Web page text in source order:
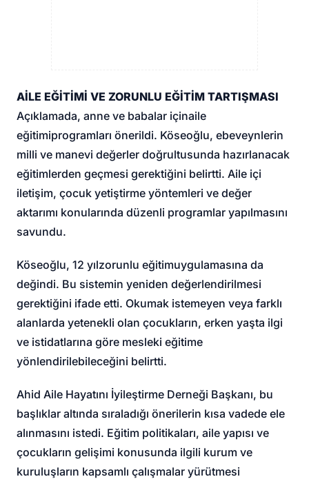
AİLE EĞİTİMİ VE ZORUNLU EĞİTİM TARTIŞMASI
Açıklamada, anne ve babalar içinaile
eğitimiprogramları önerildi. Köseoğlu, ebeveynlerin
milli ve manevi değerler doğrultusunda hazırlanacak
eğitimlerden geçmesi gerektiğini belirtti. Aile içi
iletişim, çocuk yetiştirme yöntemleri ve değer
aktarımı konularında düzenli programlar yapılmasını
savundu.
Köseoğlu, 12 yılzorunlu eğitimuygulamasına da
değindi. Bu sistemin yeniden değerlendirilmesi
gerektiğini ifade etti. Okumak istemeyen veya farklı
alanlarda yetenekli olan çocukların, erken yaşta ilgi
ve istidatlarına göre mesleki eğitime
yönlendirilebileceğini belirtti.
Ahid Aile Hayatını İyileştirme Derneği Başkanı, bu
başlıklar altında sıraladığı önerilerin kısa vadede ele
alınmasını istedi. Eğitim politikaları, aile yapısı ve
çocukların gelişimi konusunda ilgili kurum ve
kuruluşların kapsamlı çalışmalar yürütmesi